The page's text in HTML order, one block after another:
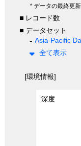
* データの最終更
■ レコード数
■ データセット
Asia-Pacific
全て表示
[環境情報]
深度